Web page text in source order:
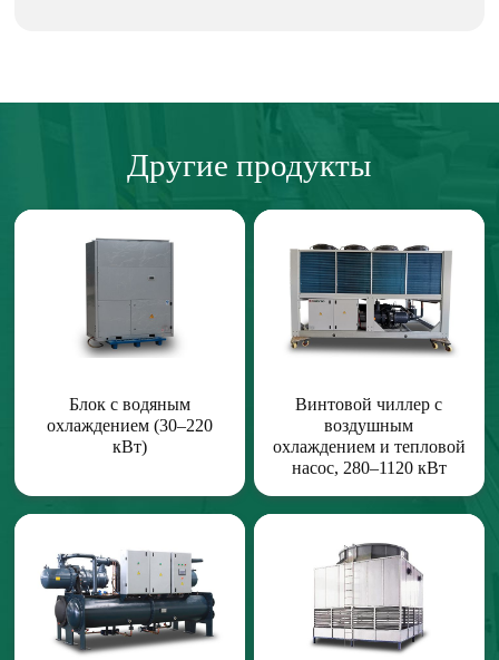
Другие продукты
Блок с водяным
охлаждением (30–220
кВт)
Винтовой чиллер с
воздушным
охлаждением и тепловой
насос, 280–1120 кВт